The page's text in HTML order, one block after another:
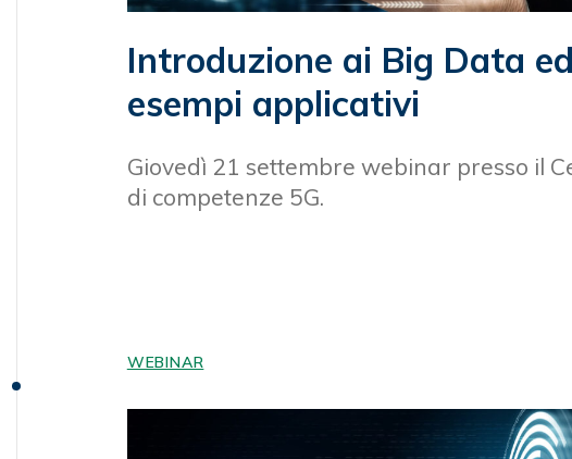
Introduzione ai Big Data
esempi applicativi
Giovedì 21 settembre webinar presso il
di competenze 5G.
WEBINAR